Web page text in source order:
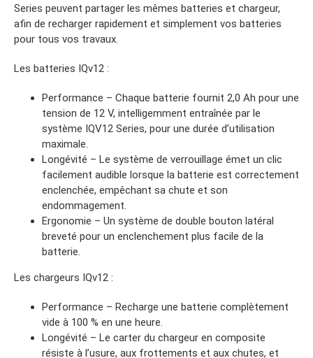
Series peuvent partager les mêmes batteries et chargeur,
afin de recharger rapidement et simplement vos batteries
pour tous vos travaux.
Les batteries IQv12 :
Performance – Chaque batterie fournit 2,0 Ah pour une
tension de 12 V, intelligemment entraînée par le
système IQV12 Series, pour une durée d’utilisation
maximale.
Longévité – Le système de verrouillage émet un clic
facilement audible lorsque la batterie est correctement
enclenchée, empêchant sa chute et son
endommagement.
Ergonomie – Un système de double bouton latéral
breveté pour un enclenchement plus facile de la
batterie.
Les chargeurs IQv12 :
Performance – Recharge une batterie complètement
vide à 100 % en une heure.
Longévité – Le carter du chargeur en composite
résiste à l’usure, aux frottements et aux chutes, et